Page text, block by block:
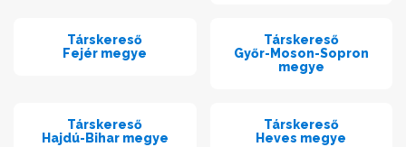
Társkereső
Fejér megye
Társkereső
Győr-Moson-Sopron
megye
Társkereső
Hajdú-Bihar megye
Társkereső
Heves megye